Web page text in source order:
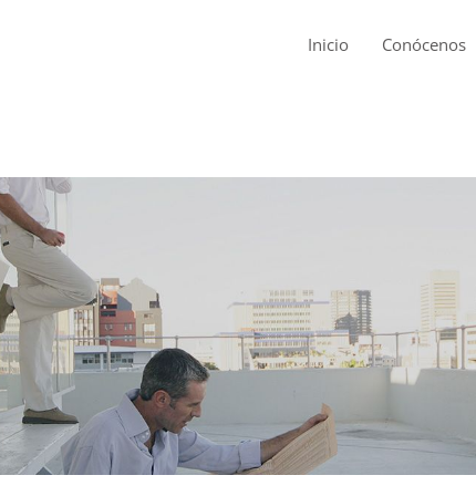
Inicio Conócenos